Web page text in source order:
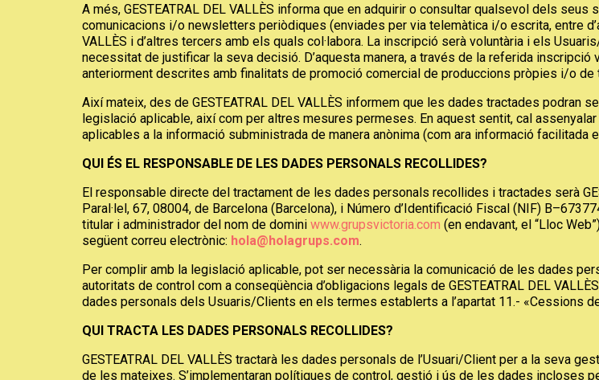
A més, GESTEATRAL DEL VALLÈS informa que en adquirir o consultar qualsevol dels seus
comunicacions i/o newsletters periòdiques (enviades per via telemàtica i/o escrita, entre
VALLÈS i d’altres tercers amb els quals col·labora. La inscripció serà voluntària i els
necessitat de justificar la seva decisió. D’aquesta manera, a través de la referida inscripció
anteriorment descrites amb finalitats de promoció comercial de produccions pròpies i/o de
Així mateix, des de GESTEATRAL DEL VALLÈS informem que les dades tractades
legislació aplicable, així com per altres mesures permeses. En aquest sentit, cal
aplicables a la informació subministrada de manera anònima (com ara informació facilitada
QUI ÉS EL RESPONSABLE DE LES DADES PERSONALS RECOLLIDES?
El responsable directe del tractament de les dades personals recollides i tractades serà
Paral·lel, 67, 08004, de Barcelona (Barcelona), i Número d’Identificació Fiscal (NIF)
titular i administrador del nom de domini www.grupsvictoria.com (en endavant, el “Lloc
següent correu electrònic: hola@holagrups.com.
Per complir amb la legislació aplicable, pot ser necessària la comunicació de les dades
autoritats de control com a conseqüència d’obligacions legals de GESTEATRAL DEL
dades personals dels Usuaris/Clients en els termes establerts a l’apartat 11.- «Cessions
QUI TRACTA LES DADES PERSONALS RECOLLIDES?
GESTEATRAL DEL VALLÈS tractarà les dades personals de l’Usuari/Client per a la seva
de les mateixes. S’implementaran polítiques de control, gestió i ús de les dades incloses